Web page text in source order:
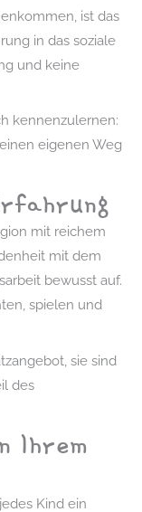
ist das
in das soziale
und keine
kennenzulernen:
eigenen Weg
mit reichem
mit dem
bewusst auf.
spielen und
sie sind
des
Ihrem
Kind ein